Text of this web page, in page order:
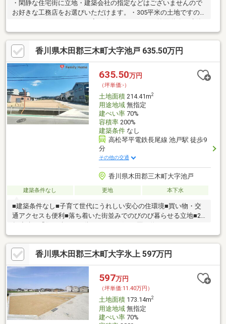
・閑静な住宅街に立地・建築会社の指定などはございませんので
お好きな工務店をお選びいただけます。・305平米の土地ですの
基準法上の二項道路になっておりますのでセットバックが必要で
す。・現況渡しとなりますのでご了承ください。
香川県木田郡三木町大字池戸 635.50万円
635.50万円
（坪単価:-）
土地面積214.41m2
用途地域無指定
建ぺい率70%
容積率200%
建築条件なし
高松琴平電鉄長尾線 池戸駅 徒歩9
分
その他の交通
香川県木田郡三木町大字池戸
建築条件なし 更地 本下水
■建築条件なし■子育て世代にうれしい安心の住環境■買い物・交
通アクセスも便利■落ち着いた街並みでのびのび暮らせる立地■2
香川県木田郡三木町大字氷上 597万円
597万円
（坪単価:11.40万円）
土地面積173.14m2
用途地域無指定
建ぺい率70%